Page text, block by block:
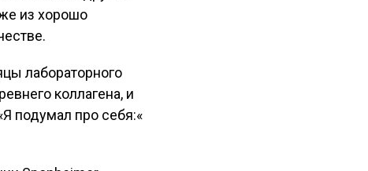
из хорошо
лабораторного
коллагена, и
подумал про себя:«